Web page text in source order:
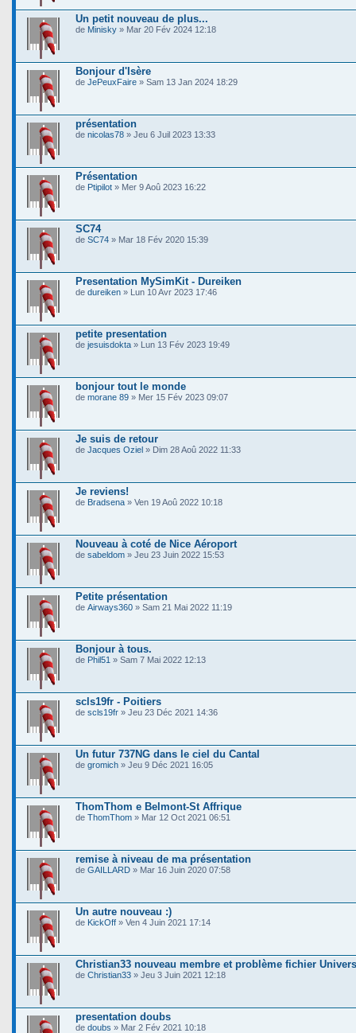
Un petit nouveau de plus...
de Minisky » Mar 20 Fév 2024 12:18
Bonjour d'Isère
de JePeuxFaire » Sam 13 Jan 2024 18:29
présentation
de nicolas78 » Jeu 6 Juil 2023 13:33
Présentation
de Ptipilot » Mer 9 Aoû 2023 16:22
SC74
de SC74 » Mar 18 Fév 2020 15:39
Presentation MySimKit - Dureiken
de dureiken » Lun 10 Avr 2023 17:46
petite presentation
de jesuisdokta » Lun 13 Fév 2023 19:49
bonjour tout le monde
de morane 89 » Mer 15 Fév 2023 09:07
Je suis de retour
de Jacques Oziel » Dim 28 Aoû 2022 11:33
Je reviens!
de Bradsena » Ven 19 Aoû 2022 10:18
Nouveau à coté de Nice Aéroport
de sabeldom » Jeu 23 Juin 2022 15:53
Petite présentation
de Airways360 » Sam 21 Mai 2022 11:19
Bonjour à tous.
de Phil51 » Sam 7 Mai 2022 12:13
scls19fr - Poitiers
de scls19fr » Jeu 23 Déc 2021 14:36
Un futur 737NG dans le ciel du Cantal
de gromich » Jeu 9 Déc 2021 16:05
ThomThom e Belmont-St Affrique
de ThomThom » Mar 12 Oct 2021 06:51
remise à niveau de ma présentation
de GAILLARD » Mar 16 Juin 2020 07:58
Un autre nouveau :)
de KickOff » Ven 4 Juin 2021 17:14
Christian33 nouveau membre et problème fichier
de Christian33 » Jeu 3 Juin 2021 12:18
presentation doubs
de doubs » Mar 2 Fév 2021 10:18